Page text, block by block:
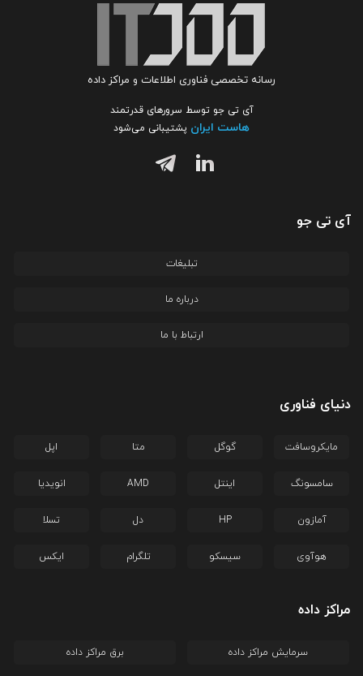
رسانه تخصصی فناوری اطلاعات و مراکز داده
آی تی جو توسط سرورهای قدرتمند
هاست ایران پشتیبانی می‌شود
آی تی جو
تبلیغات
درباره ما
ارتباط با ما
دنیای فناوری
مایکروسافت گوگل متا اپل
سامسونگ اینتل AMD انویدیا
آمازون HP دل تسلا
هوآوی سیسکو تلگرام ایکس
مراکز داده
سرمایش مراکز داده برق مراکز داده